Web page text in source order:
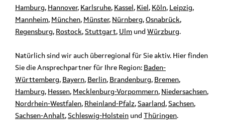
Hamburg, Hannover, Karlsruhe, Kassel , Kiel , Köln, Leipzig,
Mannheim, München, Münster, Nürnberg, Osnabrück,
Regensburg, Rostock, Stuttgart, Ulm und Würzburg.
Natürlich sind wir auch überregional für Sie aktiv. Hier finden
Sie die Ansprechpartner für Ihre Region: Baden-
Württemberg, Bayern, Berlin, Brandenburg, Bremen,
Hamburg, Hessen, Mecklenburg-Vorpommern, Niedersachsen,
Nordrhein-Westfalen, Rheinland-Pfalz, Saarland, Sachsen,
Sachsen-Anhalt, Schleswig-Holstein und Thüringen.